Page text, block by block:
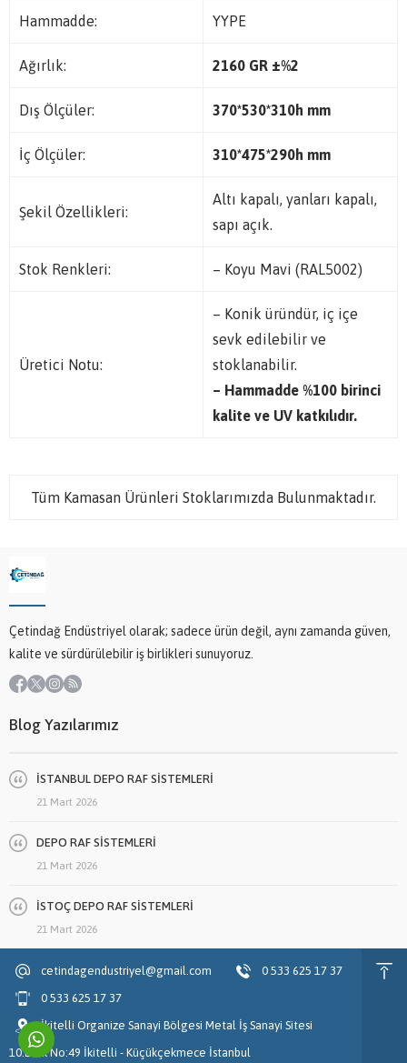
Hammadde: YYPE
Ağırlık: 2160 GR ±%2
Dış Ölçüler: 370*530*310h mm
İç Ölçüler: 310*475*290h mm
Şekil Özellikleri:
Altı kapalı, yanları kapalı,
sapı açık.
Stok Renkleri: – Koyu Mavi (RAL5002)
Üretici Notu:
– Konik üründür, iç içe
sevk edilebilir ve
stoklanabilir.
– Hammadde %100 birinci
kalite ve UV katkılıdır.
Tüm Kamasan Ürünleri Stoklarımızda Bulunmaktadır.
Çetindağ Endüstriyel olarak; sadece ürün değil, aynı zamanda güven,
kalite ve sürdürülebilir iş birlikleri sunuyoruz.
Blog Yazılarımız
İSTANBUL DEPO RAF SİSTEMLERİ
21 Mart 2026
DEPO RAF SİSTEMLERİ
21 Mart 2026
İSTOÇ DEPO RAF SİSTEMLERİ
21 Mart 2026
cetindagendustriyel@gmail.com
0 533 625 17 37
0 533 625 17 37
İkitelli Organize Sanayi Bölgesi Metal İş Sanayi Sitesi
10.Blok No:49 İkitelli - Küçükçekmece İstanbul